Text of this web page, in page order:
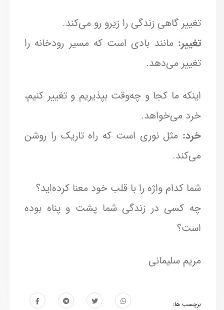
تغییر گاهی زندگی را زیرو رو می‌کند.
تغییر: مانند بادی است که مسیر رودخانه را
تغییر می‌دهد.
اینکه ما کجا و چه‌وقت بپذیریم و تغییر کنیم،
خرد می‌خواهد.
خرد: مثل نوری است که راه تاریک را روشن
می‌کند.
شما کدام واژه را با قلب خود معنا کرده‌اید؟
چه کسی در زندگی شما پشت و پناه بوده
است؟
مریم سلیمانی
برچسب ها: